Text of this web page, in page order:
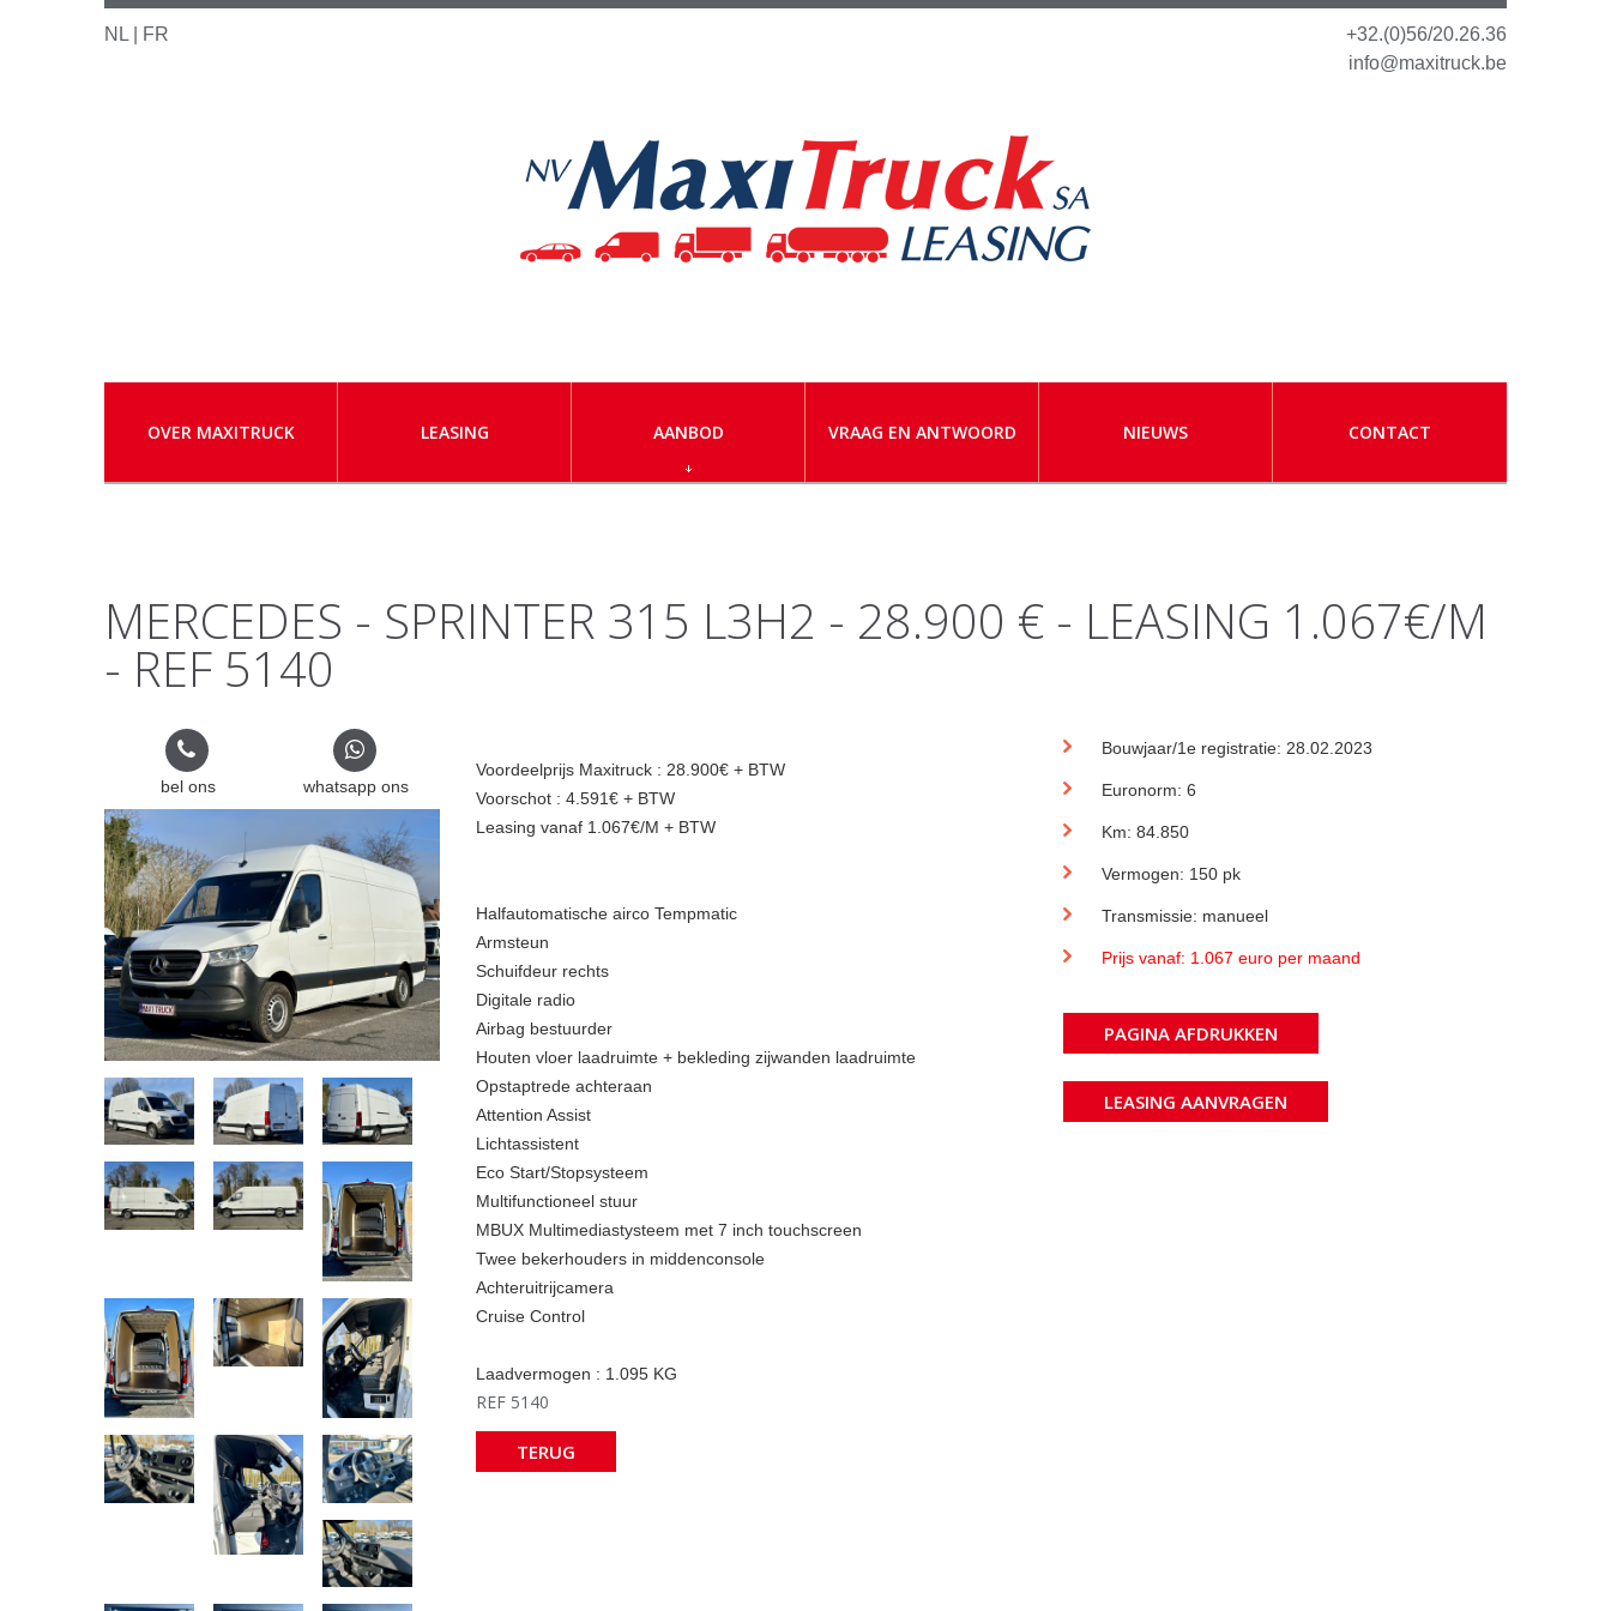
+32.(0)56/20.26.36
info@maxitruck.be
NL | FR
OVER MAXITRUCK LEASING AANBOD VRAAG EN ANTWOORD NIEUWS CONTACT
MERCEDES - SPRINTER 315 L3H2 - 28.900 € - LEASING 1.067€/M
- REF 5140
bel ons whatsapp ons
Voordeelprijs Maxitruck : 28.900€ + BTW
Voorschot : 4.591€ + BTW
Leasing vanaf 1.067€/M + BTW
Halfautomatische airco Tempmatic
Armsteun
Schuifdeur rechts
Digitale radio
Airbag bestuurder
Houten vloer laadruimte + bekleding zijwanden laadruimte
Opstaptrede achteraan
Attention Assist
Lichtassistent
Eco Start/Stopsysteem
Multifunctioneel stuur
MBUX Multimediastysteem met 7 inch touchscreen
Twee bekerhouders in middenconsole
Achteruitrijcamera
Cruise Control
Laadvermogen : 1.095 KG
REF 5140
TERUG
Bouwjaar/1e registratie: 28.02.2023
Euronorm: 6
Km: 84.850
Vermogen: 150 pk
Transmissie: manueel
Prijs vanaf: 1.067 euro per maand
PAGINA AFDRUKKEN
LEASING AANVRAGEN